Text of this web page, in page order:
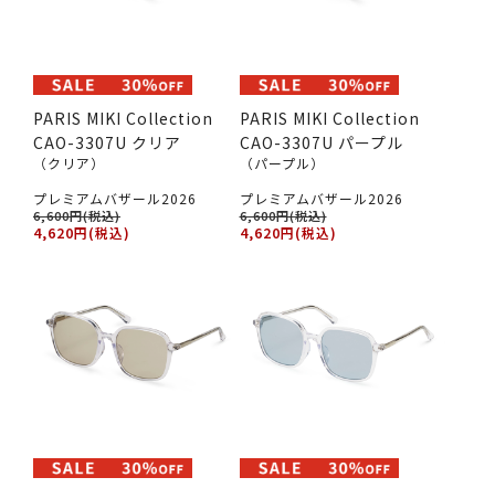
PARIS MIKI Collection
CAO-3307U クリア
（クリア）
プレミアムバザール2026
6,600円(税込)
4,620円(税込)
PARIS MIKI Collection
CAO-3307U パープル
（パープル）
プレミアムバザール2026
6,600円(税込)
4,620円(税込)